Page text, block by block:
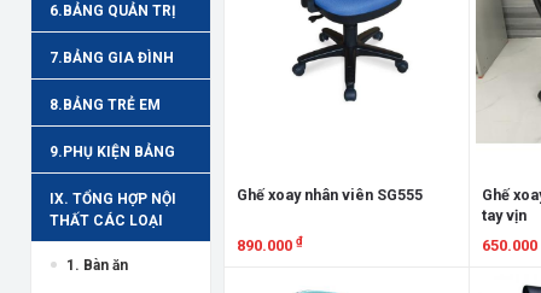
6.BẢNG QUẢN TRỊ
7.BẢNG GIA ĐÌNH
8.BẢNG TRẺ EM
9.PHỤ KIỆN BẢNG
IX. TỔNG HỢP NỘI
THẤT CÁC LOẠI
1. Bàn ăn
Ghế xoay nhân viên SG555
890.000 ₫
Ghế
tay vịn
650.000
Xem